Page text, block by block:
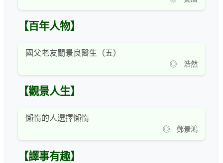
【百年人物】
國父老友關景良醫生（五）
◎ 浩然
【觀景人生】
懶惰的人選擇懶惰
◎ 鄭景鴻
【譯事有趣】